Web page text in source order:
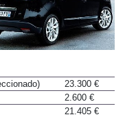
23.300 €
2.600 €
21.405 €